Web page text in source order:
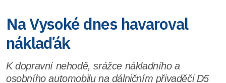
Na Vysoké dnes havaroval
náklaďák
K dopravní nehodě, srážce nákladního a
osobního automobilu na dálničním přivaděči D5